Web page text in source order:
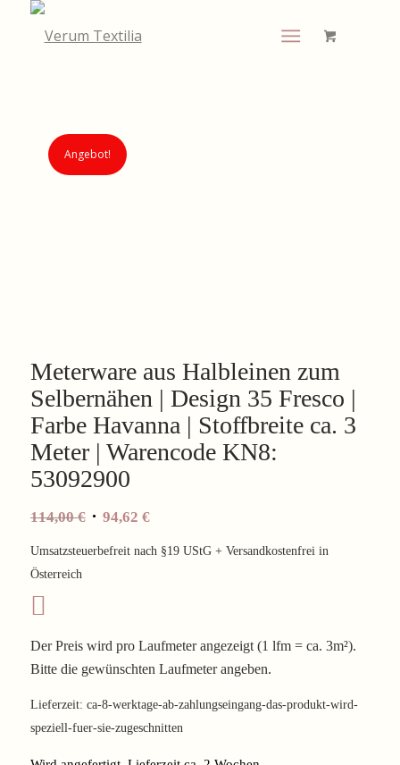
Angebot!
Meterware aus Halbleinen zum
Selbernähen | Design 35 Fresco |
Farbe Havanna | Stoffbreite ca. 3
Meter | Warencode KN8:
53092900
114,00€ Ursprünglicher
war:
94,62 €Aktueller
ist:
Umsatzsteuerbefreit nach §19 UStG + Versandkostenfrei in
Österreich
Der Preis wird pro Laufmeter angezeigt (1 lfm = ca. 3m²).
Bitte die gewünschten Laufmeter angeben.
Lieferzeit: ca-8-werktage-ab-zahlungseingang-das-produkt-wird-
speziell-fuer-sie-zugeschnitten